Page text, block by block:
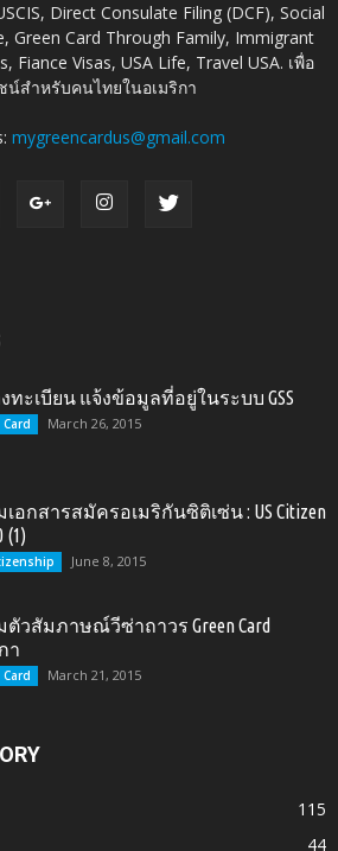
Direct Consulate Filing (DCF), Social
Green Card Through Family, Immigrant
Fiance Visas, USA Life, Travel USA. เพื่อ
น์สำหรับคนไทยในอเมริกา
mygreencardus@gmail.com
ทะเบียน แจ้งข้อมูลที่อยู่ในระบบ GSS
March 26, 2015
เอกสารสมัครอเมริกันซิติเซ่น : US Citizen
(1)
June 8, 2015
ตัวสัมภาษณ์วีซ่าถาวร Green Card
า
March 21, 2015
115
44